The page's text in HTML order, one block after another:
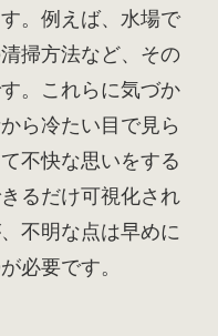
。例えば、水場で
掃方法など、その
。これらに気づか
ら冷たい目で見ら
不快な思いをする
るだけ可視化され
不明な点は早めに
必要です。